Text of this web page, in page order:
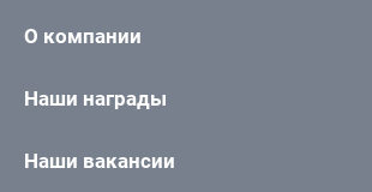
О компании
Наши награды
Наши вакансии